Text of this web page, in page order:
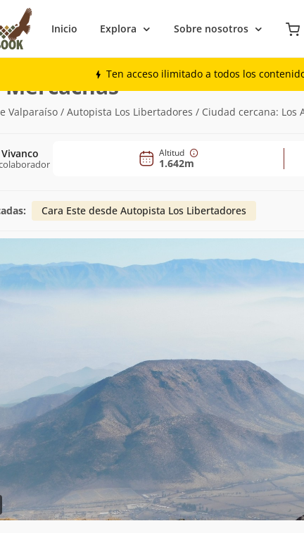
Inicio Explora Sobre nosotros
Ten acceso ilimitado a todos los
(1.642m)
Valparaíso / Autopista Los Libertadores / Ciudad cercana: Los
Altitud
1.642m
Cara Este desde Autopista Los Libertadores